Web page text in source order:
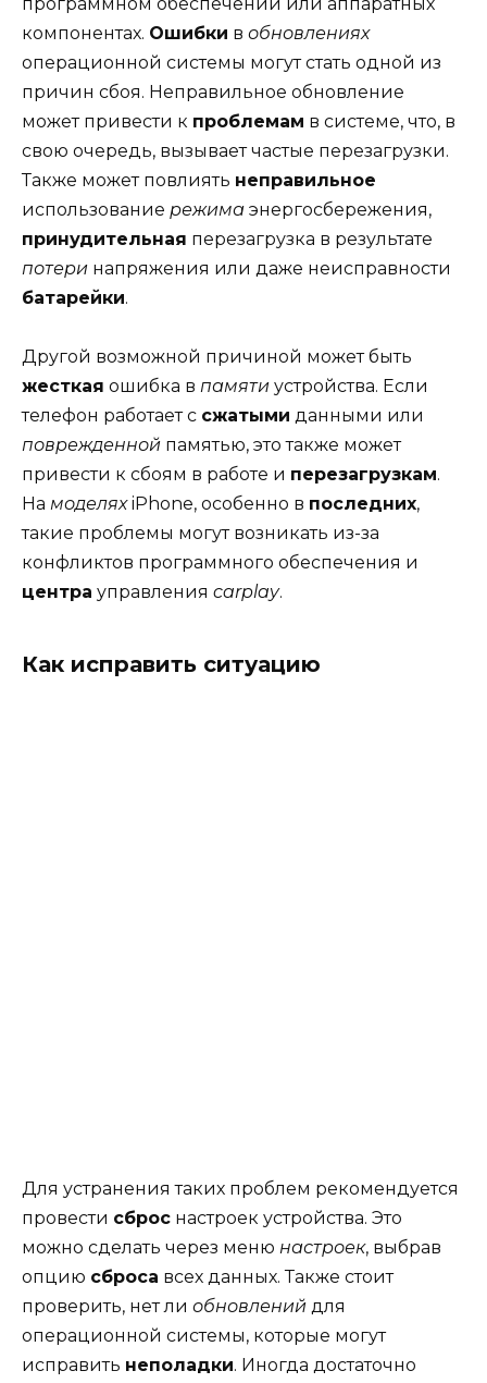
компонентах. Ошибки в обновлениях
операционной системы могут стать одной из
причин сбоя. Неправильное обновление
может привести к проблемам в системе, что, в
свою очередь, вызывает частые перезагрузки.
Также может повлиять неправильное
использование режима энергосбережения,
принудительная перезагрузка в результате
потери напряжения или даже неисправности
батарейки.
Другой возможной причиной может быть
жесткая ошибка в памяти устройства. Если
телефон работает с сжатыми данными или
поврежденной памятью, это также может
привести к сбоям в работе и перезагрузкам.
На моделяхiPhone, особенно в последних,
такие проблемы могут возникать из-за
конфликтов программного обеспечения и
центра управления carplay.
Как исправить ситуацию
Для устранения таких проблем рекомендуется
провести сброс настроек устройства. Это
можно сделать через меню настроек, выбрав
опцию сброса всех данных. Также стоит
проверить, нет ли обновлений для
операционной системы, которые могут
исправить неполадки. Иногда достаточно